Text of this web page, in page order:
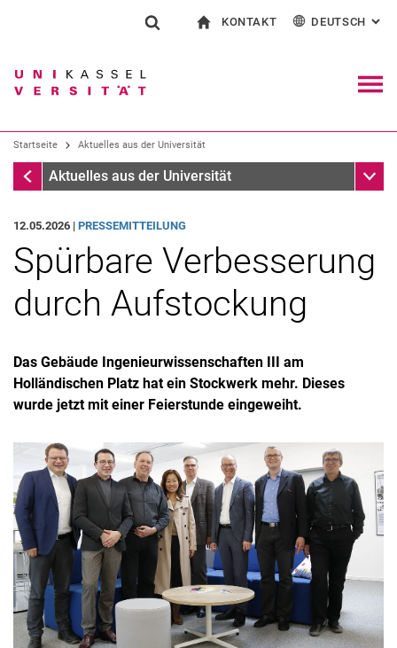
Springe direkt zu: Inhalt
Springe direkt zu: Suche
Springe direkt zu:
Suchen (öffnet externen Link in einem
KONTAKT
Kontakt für Presse und Öffentlichkeit
Einrichtungen suchen
DEUTSCH :
Startseite Aktuelles aus der Universität
Startseite
Aktuelles aus der Universität
12.05.2026 | PRESSEMITTEILUNG
Spürbare Verbesserung
durch Aufstockung
Das Gebäude Ingenieurwissenschaften III am
Holländischen Platz hat ein Stockwerk mehr. Dieses
wurde jetzt mit einer Feierstunde eingeweiht.